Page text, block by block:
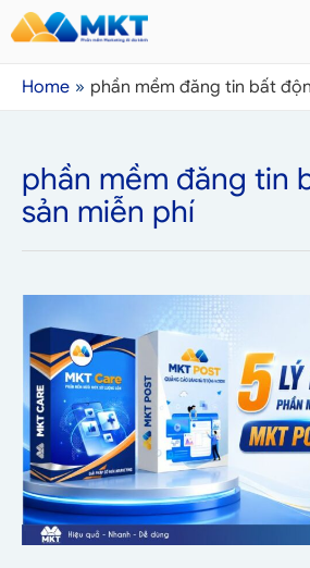
Home phần mềm đăng tin bất
phần mềm đăng tin
sản miễn phí